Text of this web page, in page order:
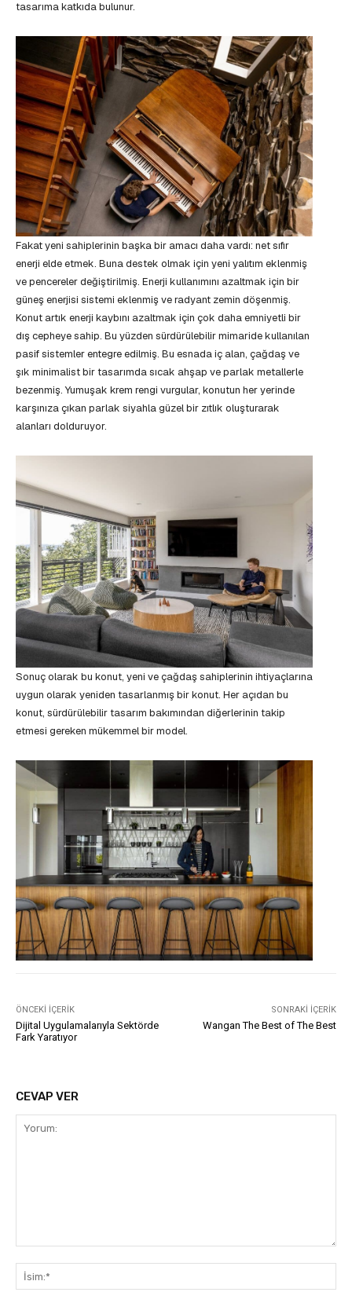
tasarıma katkıda bulunur.
Fakat yeni sahiplerinin başka bir amacı daha vardı: net sıfır
enerji elde etmek. Buna destek olmak için yeni yalıtım eklenmiş
ve pencereler değiştirilmiş. Enerji kullanımını azaltmak için bir
güneş enerjisi sistemi eklenmiş ve radyant zemin döşenmiş.
Konut artık enerji kaybını azaltmak için çok daha emniyetli bir
dış cepheye sahip. Bu yüzden sürdürülebilir mimaride kullanılan
pasif sistemler entegre edilmiş. Bu esnada iç alan, çağdaş ve
şık minimalist bir tasarımda sıcak ahşap ve parlak metallerle
bezenmiş. Yumuşak krem rengi vurgular, konutun her yerinde
karşınıza çıkan parlak siyahla güzel bir zıtlık oluşturarak
alanları dolduruyor.
Sonuç olarak bu konut, yeni ve çağdaş sahiplerinin ihtiyaçlarına
uygun olarak yeniden tasarlanmış bir konut. Her açıdan bu
konut, sürdürülebilir tasarım bakımından diğerlerinin takip
etmesi gereken mükemmel bir model.
ÖNCEKI İÇERIK
Dijital Uygulamalarıyla Sektörde
Fark Yaratıyor
SONRAKI İÇERIK
Wangan The Best of The Best
CEVAP VER